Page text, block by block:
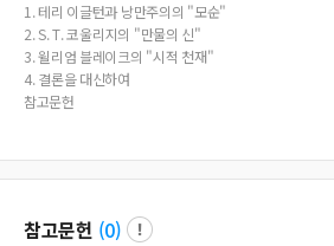
1. 테리 이글턴과 낭만주의의 "모순"
2. S. T. 코울리지의 "만물의 신"
3. 윌리엄 블레이크의 "시적 천재"
4. 결론을 대신하여
참고문헌
참고문헌 (0)